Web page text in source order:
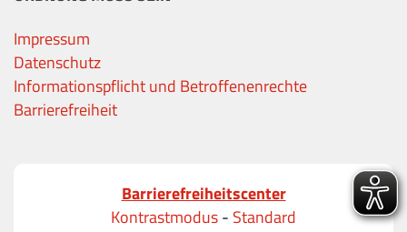
Impressum
Datenschutz
Informationspflicht und Betroffenenrechte
Barrierefreiheit
Barrierefreiheitscenter
Kontrastmodus- Standard